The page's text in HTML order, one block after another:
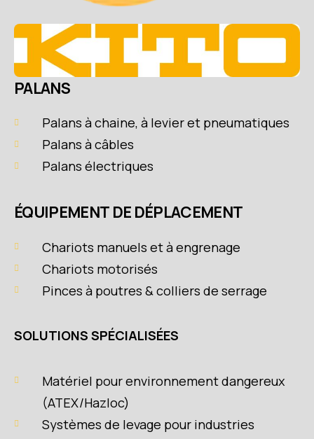
PALANS
Palans à chaine, à levier et pneumatiques
Palans à câbles
Palans électriques
ÉQUIPEMENT DE DÉPLACEMENT
Chariots manuels et à engrenage
Chariots motorisés
Pinces à poutres & colliers de serrage
SOLUTIONS SPÉCIALISÉES
Matériel pour environnement dangereux
(ATEX/Hazloc)
Systèmes de levage pour industries